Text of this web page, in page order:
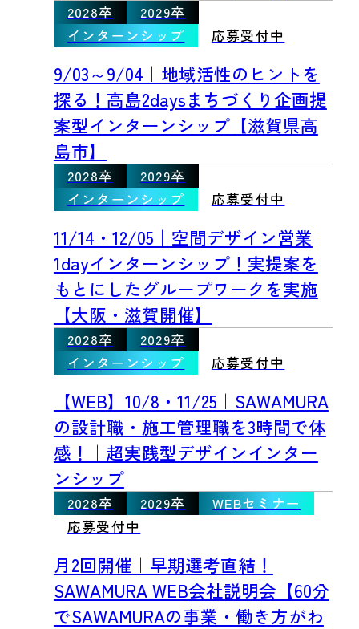
2028卒
2029卒
インターンシップ
応募受付中
9/03～9/04｜地域活性のヒントを
探る！高島2daysまちづくり企画提
案型インターンシップ【滋賀県高
島市】
2028卒
2029卒
インターンシップ
応募受付中
11/14・12/05｜空間デザイン営業
1dayインターンシップ！実提案を
もとにしたグループワークを実施
【大阪・滋賀開催】
2028卒
2029卒
インターンシップ
応募受付中
【WEB】10/8・11/25｜SAWAMURA
の設計職・施工管理職を3時間で体
感！｜超実践型デザインインター
ンシップ
2028卒 2029卒
WEBセミナー
応募受付中
月2回開催｜早期選考直結！
SAWAMURA WEB会社説明会【60分
でSAWAMURAの事業・働き方がわ